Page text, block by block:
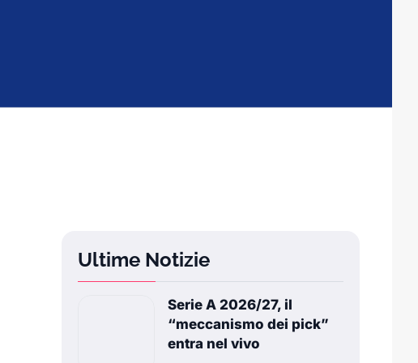
Ultime Notizie
Serie A 2026/27, il
“meccanismo dei pick”
entra nel vivo